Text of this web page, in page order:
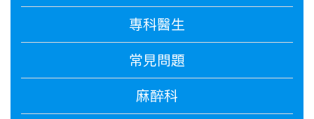
專科醫生
常見問題
麻醉科